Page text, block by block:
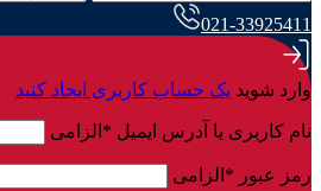
021-33925411
وارد شوید یک حساب کاربری ایجاد کنید
نام کاربری یا آدرس ایمیل * الزامی
رمز عبور * الزامی